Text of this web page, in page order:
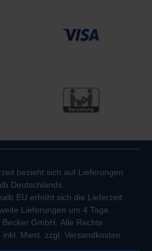
bezieht sich auf Lieferungen
Deutschlands.
EU erhöht sich die Lieferzeit
Lieferungen um 4 Tage.
GmbH. Alle Rechte
Mwst. zzgl. Versandkosten.